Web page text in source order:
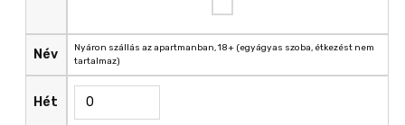
Név
Hét
Nyáron szállás az apartmanban, 18+ (egyágyas szoba, étkezést nem
tartalmaz)